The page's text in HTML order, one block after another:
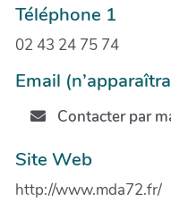
Téléphone 1
02 43 24 75 74
Email
Contacter par
Site Web
http://www.mda72.fr/